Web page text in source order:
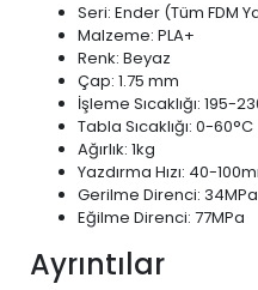
Seri: Ender (Tüm FDM
Malzeme: PLA+
Renk: Beyaz
Çap: 1.75 mm
İşleme Sıcaklığı: 195-
Tabla Sıcaklığı: 0-60°C
Ağırlık: 1kg
Yazdırma Hızı: 40-
Gerilme Direnci: 34MPa
Eğilme Direnci: 77MPa
Ayrıntılar